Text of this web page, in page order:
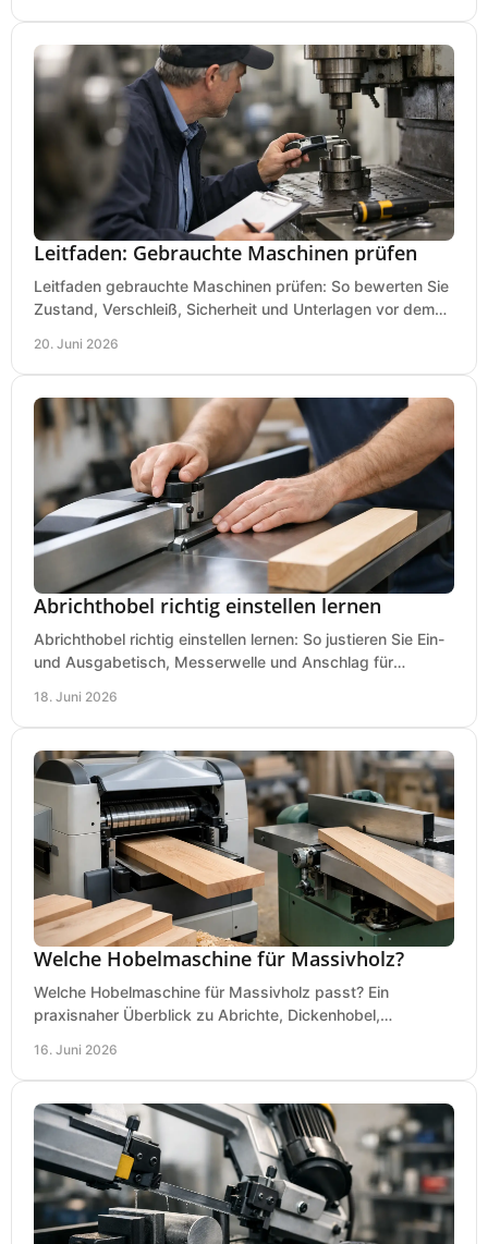
Leitfaden: Gebrauchte Maschinen prüfen
Leitfaden gebrauchte Maschinen prüfen: So bewerten Sie
Zustand, Verschleiß, Sicherheit und Unterlagen vor dem
20. Juni 2026
Abrichthobel richtig einstellen lernen
Abrichthobel richtig einstellen lernen: So justieren Sie Ein-
und Ausgabetisch, Messerwelle und Anschlag für
18. Juni 2026
Welche Hobelmaschine für Massivholz?
Welche Hobelmaschine für Massivholz passt? Ein
praxisnaher Überblick zu Abrichte, Dickenhobel,
16. Juni 2026